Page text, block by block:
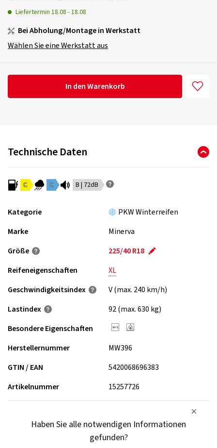
Liefertermin 18.08 -18.08
Bei Abholung/Montage in Werkstatt
Wählen Sie eine Werkstatt aus
In den Warenkorb
Technische Daten
C C B | 72dB
Kategorie
PKW Winterreifen
Marke
Minerva
Größe
225/40 R18
Reifeneigenschaften
XL
Geschwindigkeits­index
V (max. 240 km/h)
Lastindex
92 (max. 630 kg)
Besondere Eigenschaften
Herstellernummer
MW396
GTIN / EAN
5420068696383
Artikelnummer
15257726
Haben Sie alle notwendigen Informationen
gefunden?